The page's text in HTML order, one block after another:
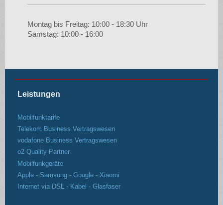
Montag bis Freitag: 10:00 - 18:30 Uhr
Samstag: 10:00 - 16:00
Leistungen
Mobilfunktarife
Telekom Business Vertragswesen
vodafone Business Vertragswesen
o2 Quality Partner
Mobilfunkgeräte
Apple - Samsung - Google - Xiaomi
Internet via DSL - Kabel - Glasfaser